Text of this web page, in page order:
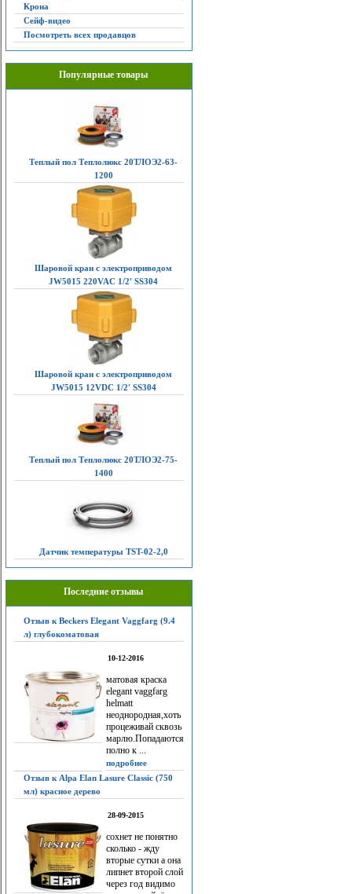
Крона
Сейф-видео
Посмотреть всех продавцов
Популярные товары
Теплый пол Теплолюкс 20ТЛОЭ2-63-
1200
Шаровой кран с электроприводом
JW5015 220VAC 1/2' SS304
Шаровой кран с электроприводом
JW5015 12VDC 1/2' SS304
Теплый пол Теплолюкс 20ТЛОЭ2-75-
1400
Датчик температуры TST-02-2,0
Последние отзывы
Отзыв к Beckers Elegant Vaggfarg (9.4
л) глубокоматовая
10-12-2016
матовая краска
elegant vaggfarg
helmatt
неоднородная,хоть
процеживай сквозь
марлю.Попадаются
полно к ...
подробнее
Отзыв к Alpa Elan Lasure Classic (750
мл) красное дерево
28-09-2015
сохнет не понятно
сколько - жду
вторые сутки а она
липнет второй слой
через год видимо